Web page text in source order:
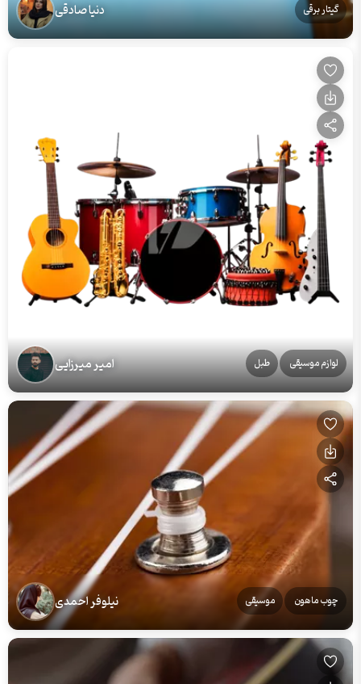
گیتار برقی دنیا صادقی
لوازم موسیقی طبل امیر میرزایی
چوب ماهون موسیقی نیلوفر احمدی